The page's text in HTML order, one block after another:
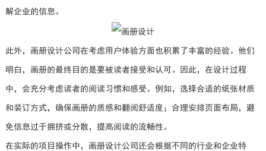
解企业的信息。
此外，画册设计公司在考虑用户体验方面也积累了丰富的经验。他们
明白，画册的最终目的是要被读者接受和认可。因此，在设计过程
中，会充分考虑读者的阅读习惯和感受。例如，选择合适的纸张材质
和装订方式，确保画册的质感和翻阅舒适度；合理安排页面布局，避
免信息过于拥挤或分散，提高阅读的流畅性。
在实际的项目操作中，画册设计公司还会根据不同的行业和企业特